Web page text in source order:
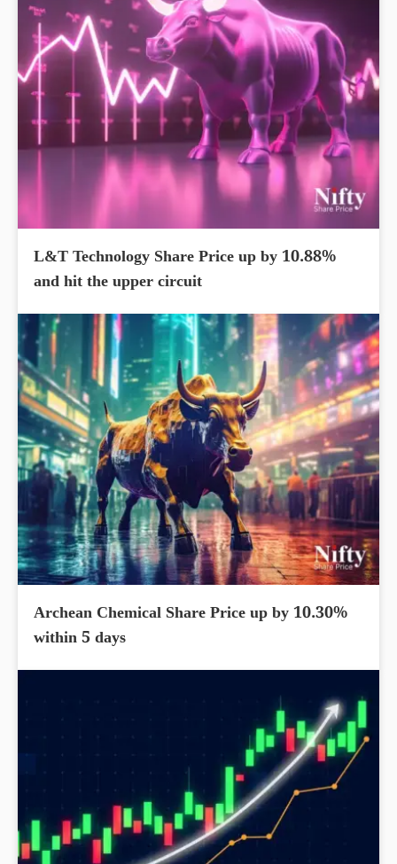
L&T Technology Share Price up by 10.88%
and hit the upper circuit
Archean Chemical Share Price up by 10.30%
within 5 days